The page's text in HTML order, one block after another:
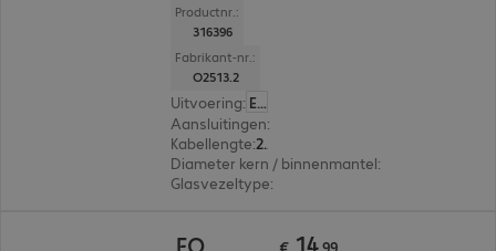
Productnr.:
316396
Fabrikant-nr.:
O2513.2
Uitvoering: Europa
Aansluitingen:
Kabellengte: 2 m
Diameter kern / binnenmantel:
Glasvezeltype:
FO
€ 14,99